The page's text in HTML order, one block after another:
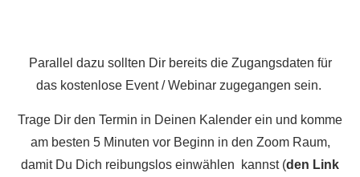
Parallel dazu sollten Dir bereits die Zugangsdaten für
das kostenlose Event / Webinar zugegangen sein.
Trage Dir den Termin in Deinen Kalender ein und komme
am besten 5 Minuten vor Beginn in den Zoom Raum,
damit Du Dich reibungslos einwählen kannst (den Link